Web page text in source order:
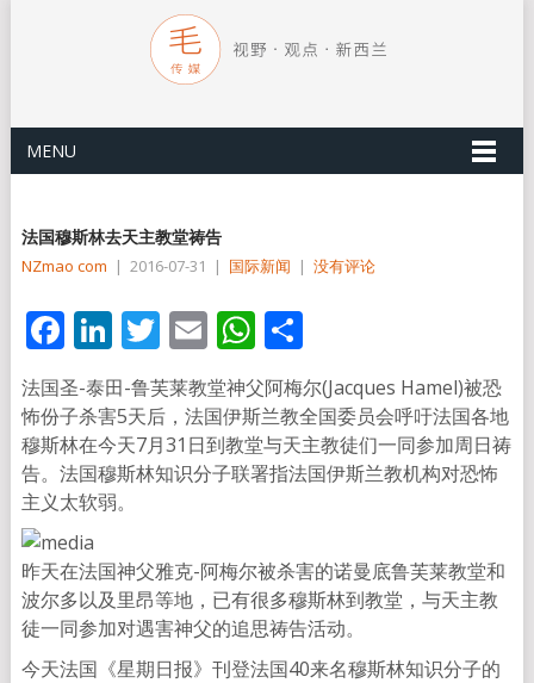
MENU
法国穆斯林去天主教堂祷告
NZmao com | 2016-07-31 | 国际新闻 | 没有评论
Facebook
LinkedIn
Twitter
EmailWhatsApp
分
享
法国圣-泰田-鲁芙莱教堂神父阿梅尔(Jacques Hamel)被恐
怖份子杀害5天后，法国伊斯兰教全国委员会呼吁法国各地
穆斯林在今天7月31日到教堂与天主教徒们一同参加周日祷
告。法国穆斯林知识分子联署指法国伊斯兰教机构对恐怖
主义太软弱。
昨天在法国神父雅克-阿梅尔被杀害的诺曼底鲁芙莱教堂和
波尔多以及里昂等地，已有很多穆斯林到教堂，与天主教
徒一同参加对遇害神父的追思祷告活动。
今天法国《星期日报》刊登法国40来名穆斯林知识分子的